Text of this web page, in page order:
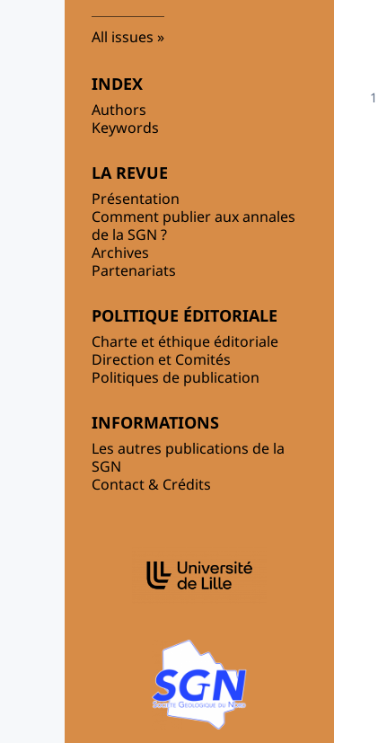
All issues
INDEX
Authors
Keywords
LA REVUE
Présentation
Comment publier aux annales
de la SGN ?
Archives
Partenariats
POLITIQUE ÉDITORIALE
Charte et éthique éditoriale
Direction et Comités
Politiques de publication
INFORMATIONS
Les autres publications de la
SGN
Contact & Crédits